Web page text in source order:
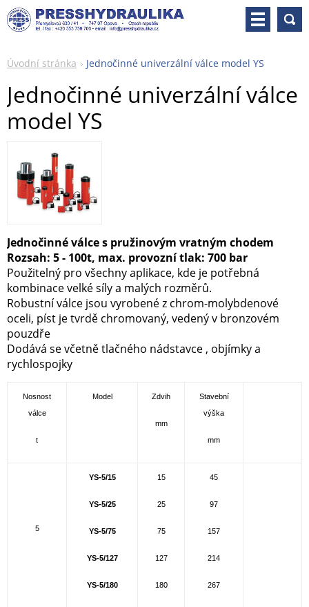
Úvodní stránka Jednočinné univerzální válce model YS
Jednočinné univerzální válce
model YS
Jednočinné válce s pružinovým vratným chodem
Rozsah: 5 - 100t, max. provozní tlak: 700 bar
Použitelný pro všechny aplikace, kde je potřebná
kombinace velké síly a malých rozměrů.
Robustní válce jsou vyrobené z chrom-molybdenové
oceli, píst je tvrdě chromovaný, vedený v bronzovém
pouzdře
Dodává se včetně tlačného nádstavce , objímky a
rychlospojky
Nosnost
válce
t
Model Zdvih
mm
Stavební
výška
mm
5
YS-5/15
YS-5/25
YS-5/75
YS-5/127
YS-5/180
15
25
75
127
180
45
97
157
214
267